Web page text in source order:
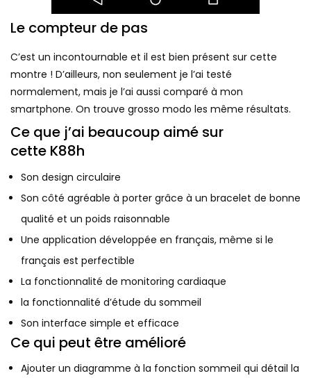
Le compteur de pas
C’est un incontournable et il est bien présent sur cette
montre ! D’ailleurs, non seulement je l’ai testé
normalement, mais je l’ai aussi comparé à mon
smartphone. On trouve grosso modo les même résultats.
Ce que j’ai beaucoup aimé sur
cette K88h
Son design circulaire
Son côté agréable à porter grâce à un bracelet de bonne
qualité et un poids raisonnable
Une application développée en français, même si le
français est perfectible
La fonctionnalité de monitoring cardiaque
la fonctionnalité d’étude du sommeil
Son interface simple et efficace
Ce qui peut être amélioré
Ajouter un diagramme à la fonction sommeil qui détail la